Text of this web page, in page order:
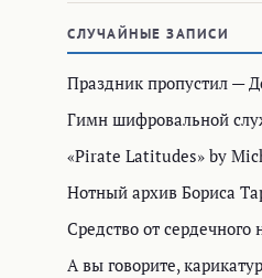
СЛУЧАЙНЫЕ ЗАПИСИ
Праздник пропустил —
Гимн шифровальной
«Pirate Latitudes» by
Нотный архив Бориса
Средство от сердечного
А вы говорите,